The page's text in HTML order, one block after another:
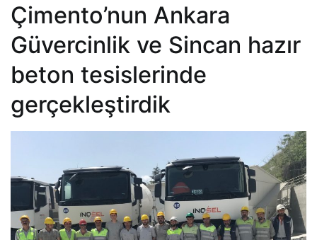
Çimento’nun Ankara
Güvercinlik ve Sincan hazır
beton tesislerinde
gerçekleştirdik